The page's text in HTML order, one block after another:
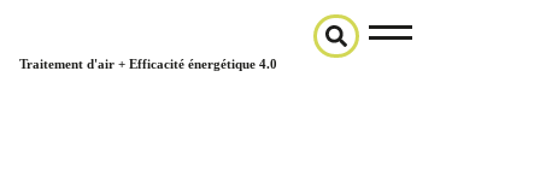
Traitement d'air + Efficacité énergétique 4.0